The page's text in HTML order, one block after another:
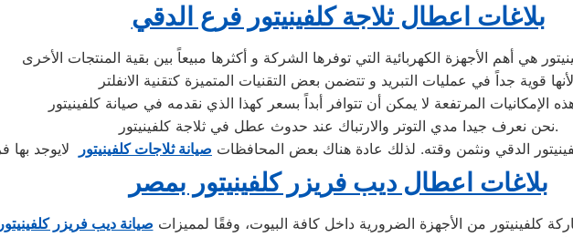
بلاغات اعطال ثلاجة كلفينيتور فرع الدقي
الإمكانيات المرتفعة لا يمكن أن تتوافر أبداً بسعر كهذا الذي نقدمه في صيانة كلفينيتور
نحن نعرف جيدا مدي التوتر والارتباك عند حدوث عطل في ثلاجة كلفينيتور.
الدقي ونثمن وقته. لذلك عادة هناك بعض المحافظات صيانة ثلاجات كلفينيتور
بلاغات اعطال ديب فريزر كلفينيتور بمصر
كلفينيتور من الأجهزة الضرورية داخل كافة البيوت، وفقًا لمميزات صيانة ديب فريزر كلفينيتور